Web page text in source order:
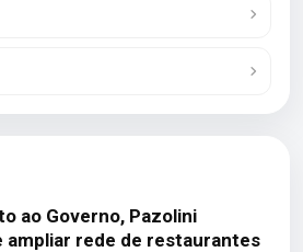
ao Governo, Pazolini
ampliar rede de restaurantes